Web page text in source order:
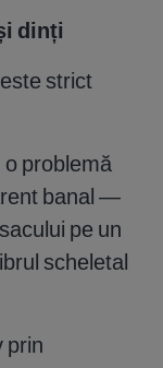
dinți
strict
o problemă
banal —
pe un
scheletal
prin